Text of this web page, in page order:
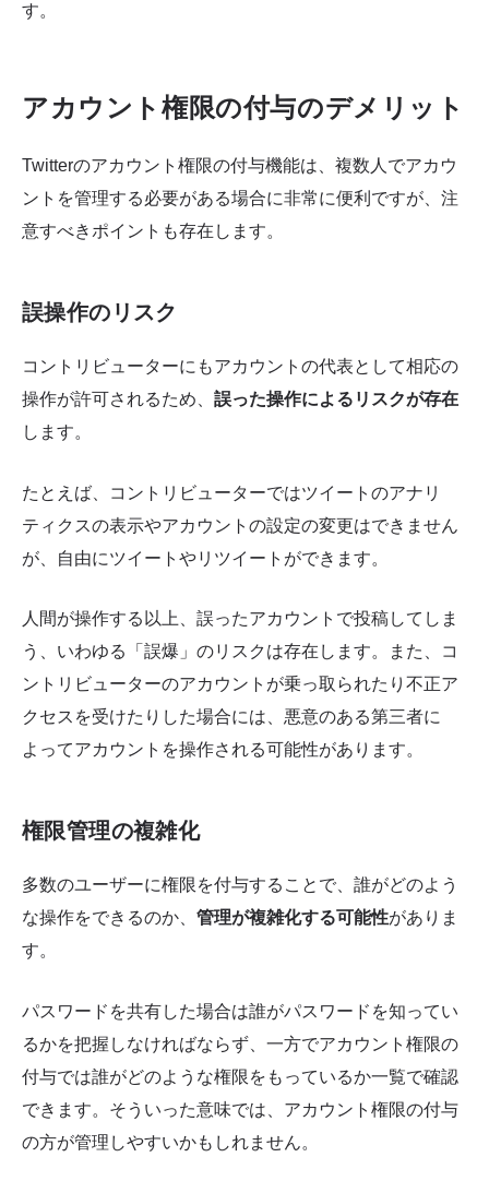
す。
アカウント権限の付与のデメリット
Twitterのアカウント権限の付与機能は、複数人でアカウ
ントを管理する必要がある場合に非常に便利ですが、注
意すべきポイントも存在します。
誤操作のリスク
コントリビューターにもアカウントの代表として相応の
操作が許可されるため、 誤った操作によるリスクが存在
します。
たとえば、コントリビューターではツイートのアナリ
ティクスの表示やアカウントの設定の変更はできません
が、自由にツイートやリツイートができます。
人間が操作する以上、誤ったアカウントで投稿してしま
う、いわゆる「誤爆」のリスクは存在します。また、コ
ントリビューターのアカウントが乗っ取られたり不正ア
クセスを受けたりした場合には、悪意のある第三者に
よってアカウントを操作される可能性があります。
権限管理の複雑化
多数のユーザーに権限を付与することで、誰がどのよう
な操作をできるのか、 管理が複雑化する可能性がありま
す。
パスワードを共有した場合は誰がパスワードを知ってい
るかを把握しなければならず、一方でアカウント権限の
付与では誰がどのような権限をもっているか一覧で確認
できます。そういった意味では、アカウント権限の付与
の方が管理しやすいかもしれません。